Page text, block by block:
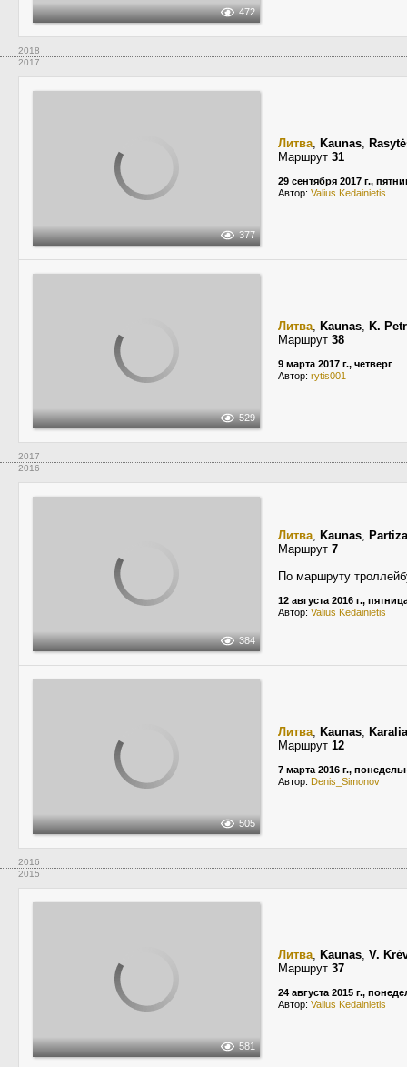
472
2018
2017
377
Литва, Kaunas,
Маршрут 31
29 сентября 2017 г.,
Автор: Valius Kedainietis
529
Литва, Kaunas, K.
Маршрут 38
9 марта 2017 г., четверг
Автор: rytis001
2017
2016
384
Литва, Kaunas,
Маршрут 7
По маршруту
12 августа 2016 г.,
Автор: Valius Kedainietis
505
Литва, Kaunas,
Маршрут 12
7 марта 2016 г.,
Автор: Denis_Simonov
2016
2015
581
Литва, Kaunas, V.
Маршрут 37
24 августа 2015 г.,
Автор: Valius Kedainietis